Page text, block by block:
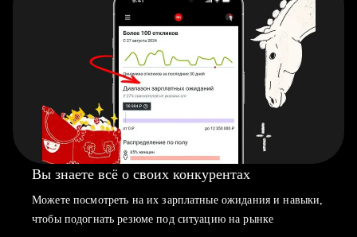
Вы знаете всё о своих конкурентах
Можете посмотреть на их зарплатные ожидания и навыки,
чтобы подогнать резюме под ситуацию на рынке